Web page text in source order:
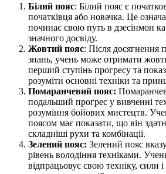
Білий пояс: Білий пояс є
початківця або новачка. Це
починає свою путь в дзесінмон
значного досвіду.
Жовтий пояс: Після досягнення
знань, учень може отримати
перший ступінь прогресу та
розуміти основні техніки та
Помаранчевий пояс:
подальший прогрес у вивченні
розуміння бойових мистецтв.
поясом має показати, що він
складніші рухи та комбінації.
Зелений пояс: Зелений пояс
рівень володіння техніками.
відпрацьовує свою техніку, сили